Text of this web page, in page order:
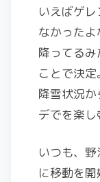
いえばゲ
なかったよ
降ってる
ことで決定。
降雪状況
デでを楽し
いつも、
に移動を開